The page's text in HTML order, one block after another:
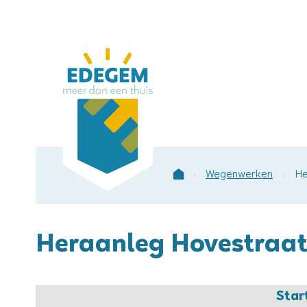
Lokaal
bestuur
Edegem
Wegenwerken
Heraanleg Hovestraat